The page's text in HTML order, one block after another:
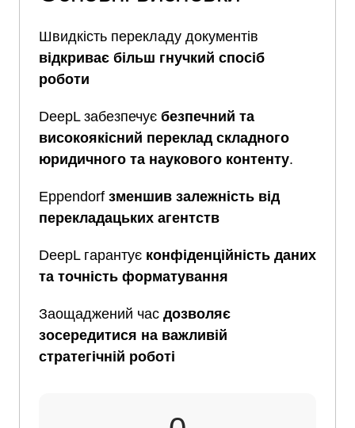
Швидкість перекладу документів
відкриває більш гнучкий спосіб
роботи
DeepL забезпечує безпечний та
високоякісний переклад складного
юридичного та наукового контенту.
Eppendorf зменшив залежність від
перекладацьких агентств
DeepL гарантує конфіденційність даних
та точність форматування
Заощаджений час дозволяє
зосередитися на важливій
стратегічній роботі